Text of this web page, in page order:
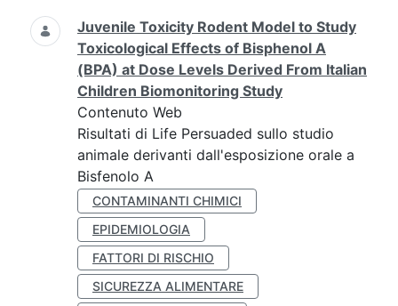
Juvenile Toxicity Rodent Model to Study
Toxicological Effects of Bisphenol A
(BPA) at Dose Levels Derived From Italian
Children Biomonitoring Study
Contenuto Web
Risultati di Life Persuaded sullo studio
animale derivanti dall'esposizione orale a
Bisfenolo A
CONTAMINANTI CHIMICI
EPIDEMIOLOGIA
FATTORI DI RISCHIO
SICUREZZA ALIMENTARE